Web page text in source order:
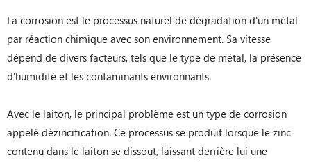
La corrosion est le processus naturel de dégradation d'un métal
par réaction chimique avec son environnement. Sa vitesse
dépend de divers facteurs, tels que le type de métal, la présence
d'humidité et les contaminants environnants.
Avec le laiton, le principal problème est un type de corrosion
appelé dézincification. Ce processus se produit lorsque le zinc
contenu dans le laiton se dissout, laissant derrière lui une